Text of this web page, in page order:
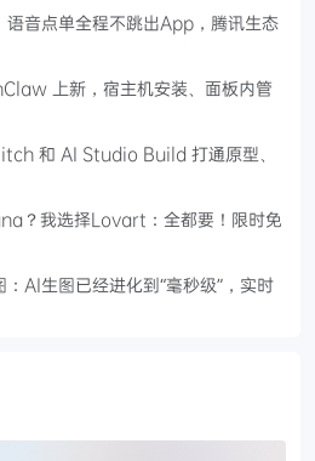
语音点单全程不跳出App，腾讯生态
上新，宿主机安装、面板内管
和 AI Studio Build 打通原型、
？我选择Lovart：全都要！限时免
AI生图已经进化到“毫秒级”，实时